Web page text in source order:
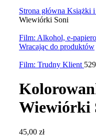
Strona główna Książki
Wiewiórki Soni
Film: Alkohol, e-
Wracając do produktów
Film: Trudny Klient
Wiewiórki
45,00 zł